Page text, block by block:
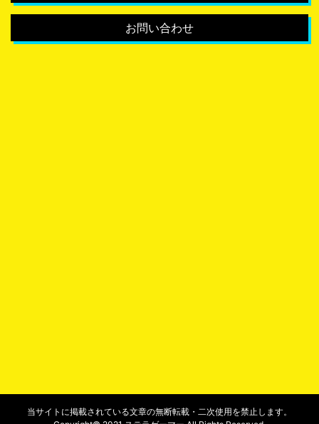
お問い合わせ
当サイトに掲載されている文章の無断転載・二次使用を禁止します。